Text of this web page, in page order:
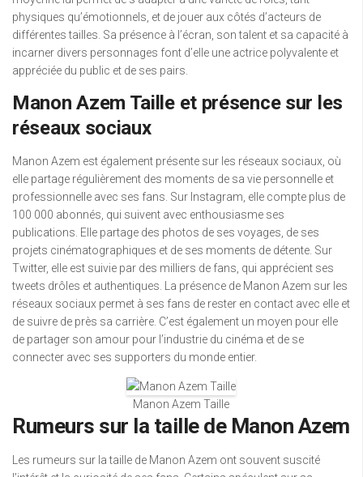
physiques qu’émotionnels, et de jouer aux côtés d’acteurs de
différentes tailles. Sa présence à l’écran, son talent et sa capacité à
incarner divers personnages font d’elle une actrice polyvalente et
appréciée du public et de ses pairs.
Manon Azem Taille et présence sur les
réseaux sociaux
Manon Azem est également présente sur les réseaux sociaux, où
elle partage régulièrement des moments de sa vie personnelle et
professionnelle avec ses fans. Sur Instagram, elle compte plus de
100 000 abonnés, qui suivent avec enthousiasme ses
publications. Elle partage des photos de ses voyages, de ses
projets cinématographiques et de ses moments de détente. Sur
Twitter, elle est suivie par des milliers de fans, qui apprécient ses
tweets drôles et authentiques. La présence de Manon Azem sur les
réseaux sociaux permet à ses fans de rester en contact avec elle et
de suivre de près sa carrière. C’est également un moyen pour elle
de partager son amour pour l’industrie du cinéma et de se
connecter avec ses supporters du monde entier.
Manon Azem Taille
Rumeurs sur la taille de Manon Azem
Les rumeurs sur la taille de Manon Azem ont souvent suscité